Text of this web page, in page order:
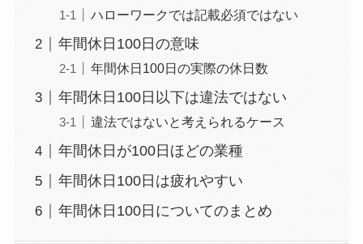
ハローワークでは記載必須ではない
年間休日100日の意味
年間休日100日の実際の休日数
年間休日100日以下は違法ではない
違法ではないと考えられるケース
年間休日が100日ほどの業種
年間休日100日は疲れやすい
年間休日100日についてのまとめ